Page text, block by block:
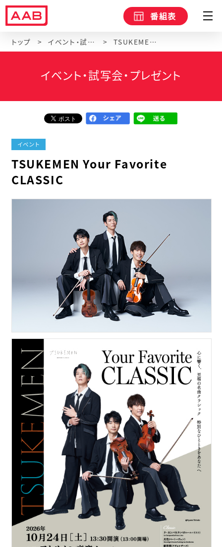
番組表
トップ イベント・試写会・プレゼント TSUKEMEN Your Favorite CLASSIC
イベント・試写会・プレゼント
イベント
TSUKEMEN Your Favorite
CLASSIC